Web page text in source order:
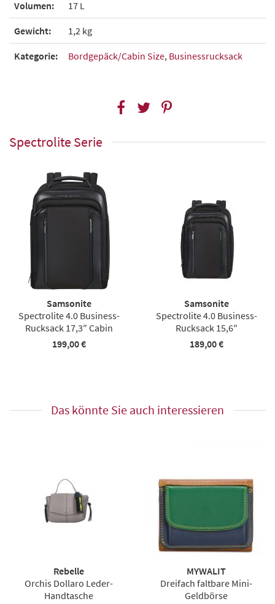
Volumen: 17 L
Gewicht: 1,2 kg
Kategorie: Bordgepäck/Cabin Size, Businessrucksack
Spectrolite Serie
Samsonite
Spectrolite 4.0 Business-
Rucksack 17,3″ Cabin
199,00 €
Samsonite
Spectrolite 4.0 Business-
Rucksack 15,6″
189,00 €
Das könnte Sie auch interessieren
Rebelle
Orchis Dollaro Leder-
Handtasche
MYWALIT
Dreifach faltbare Mini-
Geldbörse